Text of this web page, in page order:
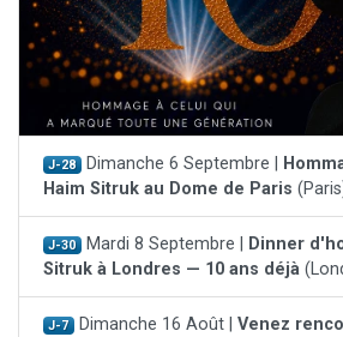
J-28 Dimanche 6 Septembre |
Haim Sitruk au Dome de Paris
J-30 Mardi 8 Septembre |
Dinner
Sitruk à Londres — 10 ans déjà
J-7 Dimanche 16 Août | Venez